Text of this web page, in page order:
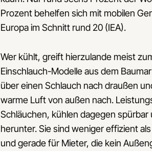
Prozent behelfen sich mit mobilen
Europa im Schnitt rund 20 (IEA).
Wer kühlt, greift hierzulande meist
Einschlauch-Modelle aus dem
über einen Schlauch nach draußen
warme Luft von außen nach.
Schläuchen, kühlen dagegen
herunter. Sie sind weniger effizient
und gerade für Mieter, die kein